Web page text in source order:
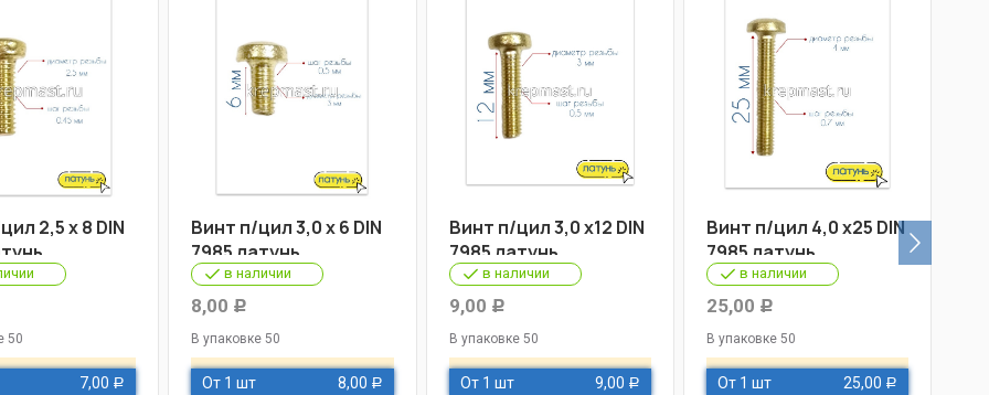
2,5 х 8 DIN
50
7,00 Р
Винт п/цил 3,0 х 6 DIN
7985 латунь
в наличии
8,00 Р
В упаковке 50
От 1 шт 8,00 Р
Винт п/цил 3,0 х12 DIN
7985 латунь
в наличии
9,00 Р
В упаковке 50
От 1 шт 9,00 Р
Винт п/цил 4,0 х25 DIN
7985 латунь
в наличии
25,00 Р
В упаковке 50
От 1 шт 25,00 Р